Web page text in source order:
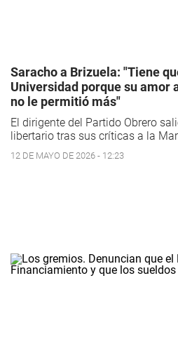
Saracho a Brizuela: "Tiene
Universidad porque su amor
no le permitió más"
El dirigente del Partido Obrero
libertario tras sus críticas a la
12 DE MAYO DE 2026 - 12:23